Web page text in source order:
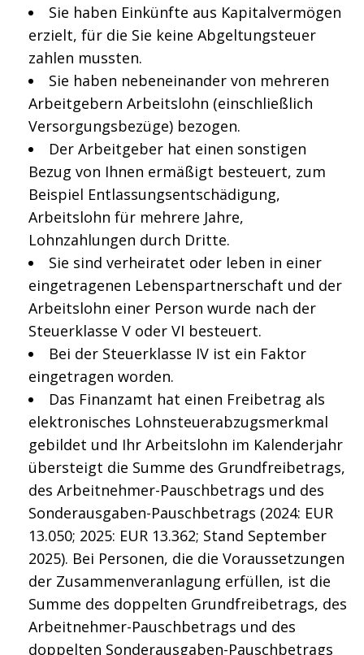
Sie haben Einkünfte aus Kapitalvermögen
erzielt, für die Sie keine Abgeltungsteuer
zahlen mussten.
Sie haben nebeneinander von mehreren
Arbeitgebern Arbeitslohn (einschließlich
Versorgungsbezüge) bezogen.
Der Arbeitgeber hat einen sonstigen
Bezug von Ihnen ermäßigt besteuert, zum
Beispiel Entlassungsentschädigung,
Arbeitslohn für mehrere Jahre,
Lohnzahlungen durch Dritte.
Sie sind verheiratet oder leben in einer
eingetragenen Lebenspartnerschaft und der
Arbeitslohn einer Person wurde nach der
Steuerklasse V oder VI besteuert.
Bei der Steuerklasse IV ist ein Faktor
eingetragen worden.
Das Finanzamt hat einen Freibetrag als
elektronisches Lohnsteuerabzugsmerkmal
gebildet und Ihr Arbeitslohn im Kalenderjahr
übersteigt die Summe des Grundfreibetrags,
des Arbeitnehmer-Pauschbetrags und des
Sonderausgaben-Pauschbetrags (2024: EUR
13.050; 2025: EUR 13.362; Stand September
2025). Bei Personen, die die Voraussetzungen
der Zusammenveranlagung erfüllen, ist die
Summe des doppelten Grundfreibetrags, des
Arbeitnehmer-Pauschbetrags und des
doppelten Sonderausgaben-Pauschbetrags